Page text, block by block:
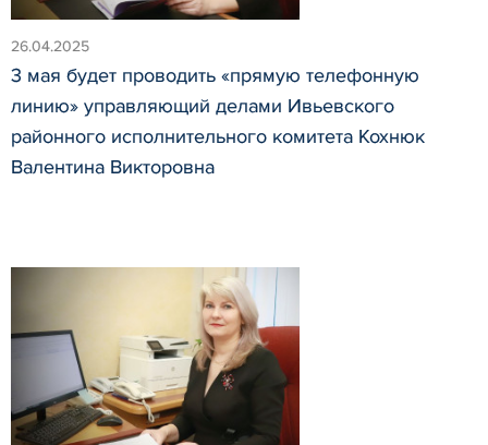
26.04.2025
3 мая будет проводить «прямую телефонную
линию» управляющий делами Ивьевского
районного исполнительного комитета Кохнюк
Валентина Викторовна